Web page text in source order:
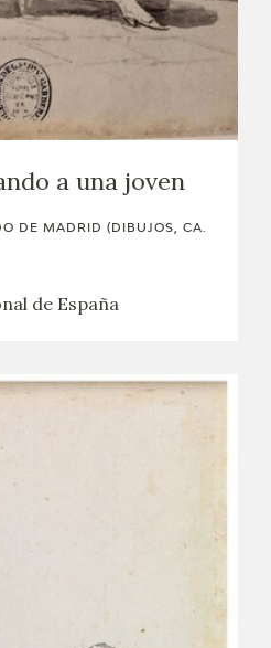
a una joven
DE MADRID (DIBUJOS, CA.
de España